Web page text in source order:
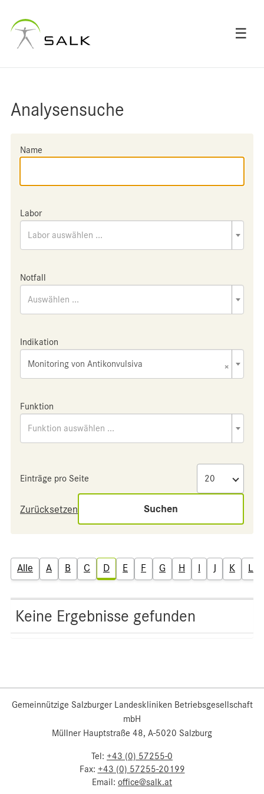
☰
Analysensuche
Name
Labor
Labor auswählen ...
Notfall
Auswählen ...
Indikation
×
Monitoring von Antikonvulsiva
Funktion
Funktion auswählen ...
Einträge pro Seite
Zurücksetzen Suchen
Alle A B C D E F G H I J K L
Keine Ergebnisse gefunden
Gemeinnützige Salzburger Landeskliniken Betriebsgesellschaft
mbH
Müllner Hauptstraße 48, A-5020 Salzburg
Tel: +43 (0) 57255-0
Fax: +43 (0) 57255-20199
Email: office@salk.at